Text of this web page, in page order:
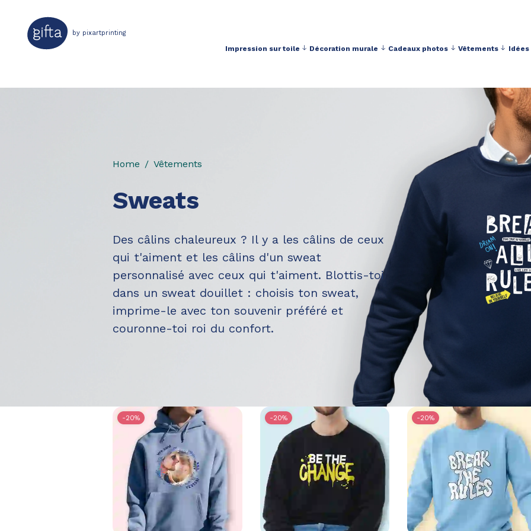
by pixartprinting
Impression sur toile Décoration murale Cadeaux photos Vêtements Idées
Home Vêtements
Sweats
Des câlins chaleureux ? Il y a les câlins de ceux
qui t'aiment et les câlins d'un sweat
personnalisé avec ceux qui t'aiment. Blottis-toi
dans un sweat douillet : choisis ton sweat,
imprime-le avec ton souvenir préféré et
couronne-toi roi du confort.
-20% -20% -20%